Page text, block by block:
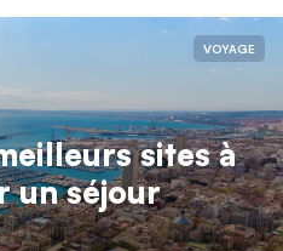
VOYAGE
sites à
un séjour